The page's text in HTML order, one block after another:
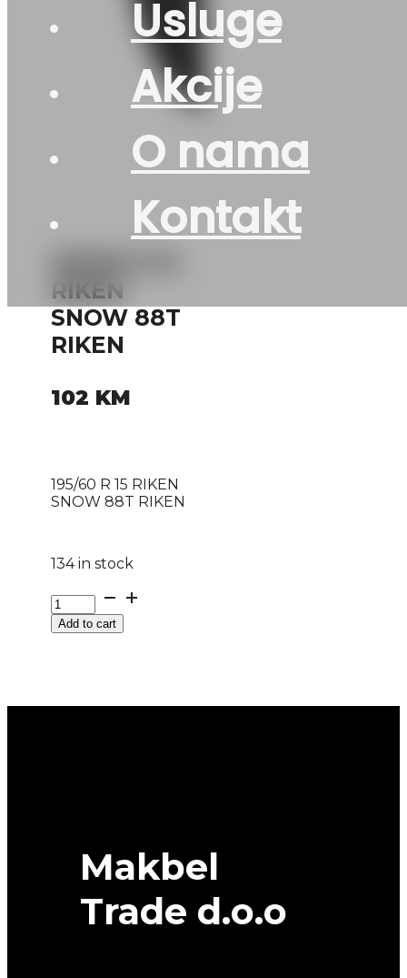
Usluge
Akcije
O nama
Kontakt
RIKEN
SNOW 88T
RIKEN
102 KM
195/60 R 15 RIKEN
SNOW 88T RIKEN
134 in stock
195/60
R
15Add to cart
Makbel
Trade d.o.o